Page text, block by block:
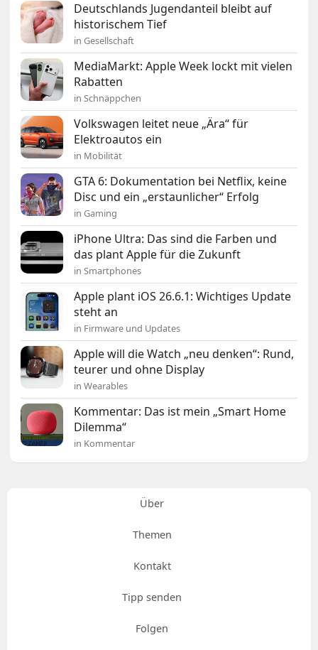
Deutschlands Jugendanteil bleibt auf
historischem Tief
in Gesellschaft
MediaMarkt: Apple Week lockt mit vielen
Rabatten
in Schnäppchen
Volkswagen leitet neue „Ära“ für
Elektroautos ein
in Mobilität
GTA 6: Dokumentation bei Netflix, keine
Disc und ein „erstaunlicher“ Erfolg
in Gaming
iPhone Ultra: Das sind die Farben und
das plant Apple für die Zukunft
in Smartphones
Apple plant iOS 26.6.1: Wichtiges Update
steht an
in Firmware und Updates
Apple will die Watch „neu denken“: Rund,
teurer und ohne Display
in Wearables
Kommentar: Das ist mein „Smart Home
Dilemma“
in Kommentar
Über
Themen
Kontakt
Tipp senden
Folgen